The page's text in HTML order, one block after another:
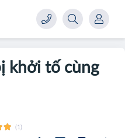
khởi tố cùng
(1)